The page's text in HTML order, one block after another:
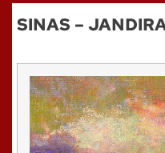
SINAS –